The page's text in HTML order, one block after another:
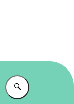
Vul in wat u